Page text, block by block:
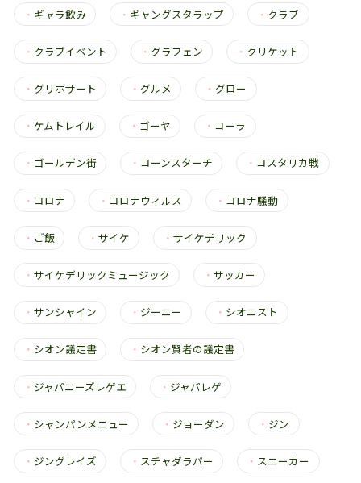
・ ギャラ飲み ・ ギャングスタラップ ・ クラブ
・ クラブイベント ・ グラフェン ・ クリケット
・ グリホサート ・ グルメ ・ グロー
・ ケムトレイル ・ ゴーヤ ・ コーラ
・ ゴールデン街 ・ コーンスターチ ・ コスタリカ戦
・ コロナ ・ コロナウィルス ・ コロナ騒動
・ ご飯 ・サイケ ・サイケデリック
・ サイケデリックミュージック ・サッカー
・ サンシャイン ・ ジーニー ・ シオニスト
・ シオン議定書 ・ シオン賢者の議定書
・ ジャパニーズレゲエ ・ ジャパレゲ
・ シャンパンメニュー ・ ジョーダン ・ ジン
・ ジングレイズ ・ スチャダラパー ・ スニーカー